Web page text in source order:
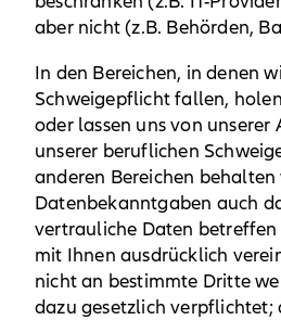
aber nicht (z.B. Behörden,
In den Bereichen, in denen
Schweigepflicht fallen,
oder lassen uns von unserer
unserer beruflichen
anderen Bereichen behalten
Datenbekanntgaben auch
vertrauliche Daten betreffen
mit Ihnen ausdrücklich
nicht an bestimmte Dritte
dazu gesetzlich